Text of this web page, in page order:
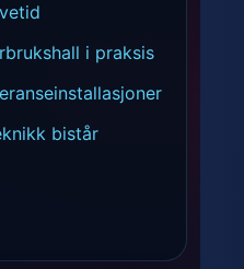
i praksis
bistår